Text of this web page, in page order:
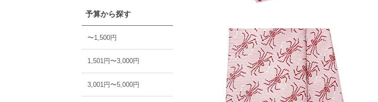
予算から探す
〜1,500円
1,501円〜3,000円
3,001円〜5,000円